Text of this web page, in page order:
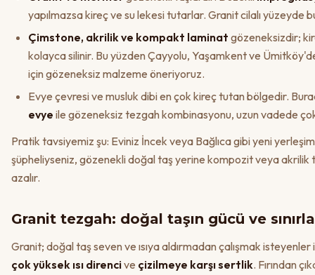
yapılmazsa kireç ve su lekesi tutarlar. Granit cilalı yüzeyde
Çimstone, akrilik ve kompakt laminat gözeneksizdir;
kolayca silinir. Bu yüzden Çayyolu, Yaşamkent ve
için gözeneksiz malzeme öneriyoruz.
Evye çevresi ve musluk dibi en çok kireç tutan bölgedir.
evye ile gözeneksiz tezgah kombinasyonu, uzun vadede
Pratik tavsiyemiz şu: Eviniz İncek veya Bağlıca gibi yeni
şüpheliyseniz, gözenekli doğal taş yerine kompozit veya akrilik
azalır.
Granit tezgah: doğal taşın gücü ve
Granit; doğal taş seven ve ısıya aldırmadan çalışmak
çok yüksek ısı direncive çizilmeye karşı sertlik. Fırından